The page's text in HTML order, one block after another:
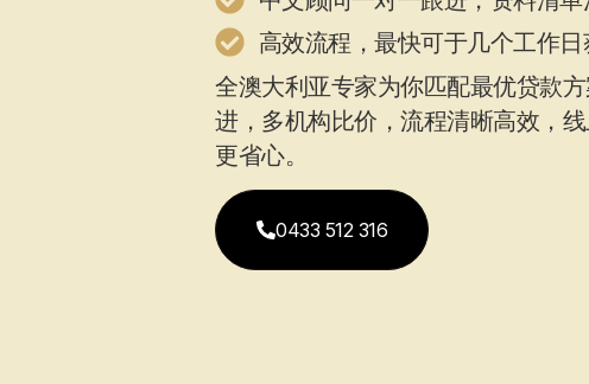
高效流程，最快可于几个工作日
全澳大利亚专家为你匹配最优贷款
进，多机构比价，流程清晰高效，
更省心。
0433 512 316